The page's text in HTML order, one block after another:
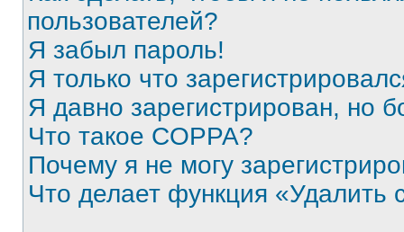
пользователей?
Я забыл пароль!
Я только что
Я давно зарегистрирован, но
Что такое COPPA?
Почему я не могу
Что делает функция «Удалить